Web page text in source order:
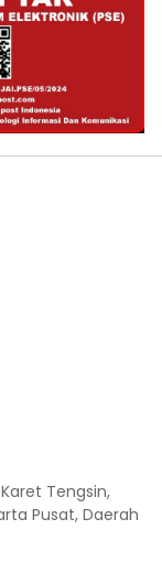
Karet Tengsin,
Pusat, Daerah